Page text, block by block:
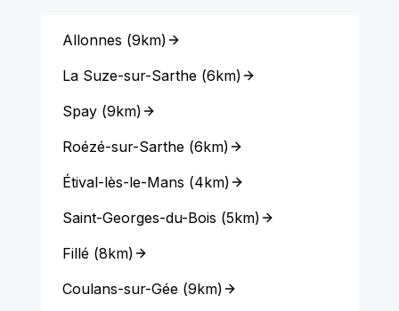
Allonnes (9km)
La Suze-sur-Sarthe(6km)
Spay(9km)
Roézé-sur-Sarthe(6km)
Étival-lès-le-Mans (4km)
Saint-Georges-du-Bois (5km)
Fillé(8km)
Coulans-sur-Gée(9km)